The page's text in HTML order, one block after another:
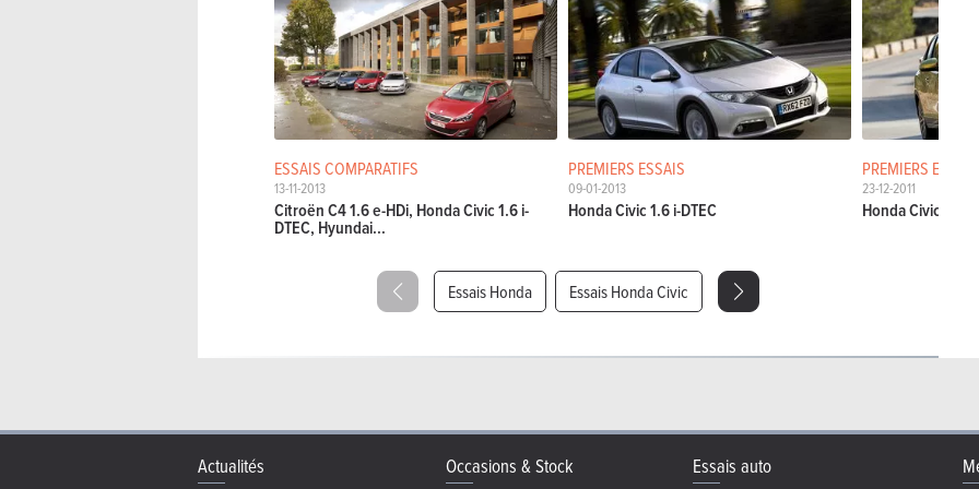
ESSAIS COMPARATIFS
13-11-2013
Citroën C4 1.6 e-HDi, Honda Civic 1.6 i-
DTEC, Hyundai...
PREMIERS ESSAIS
09-01-2013
Honda Civic 1.6 i-DTEC
PREMIERS ESSAIS
23-12-2011
Honda Civic
Essais Honda Essais Honda Civic
Actualités Occasions & Stock Essais auto